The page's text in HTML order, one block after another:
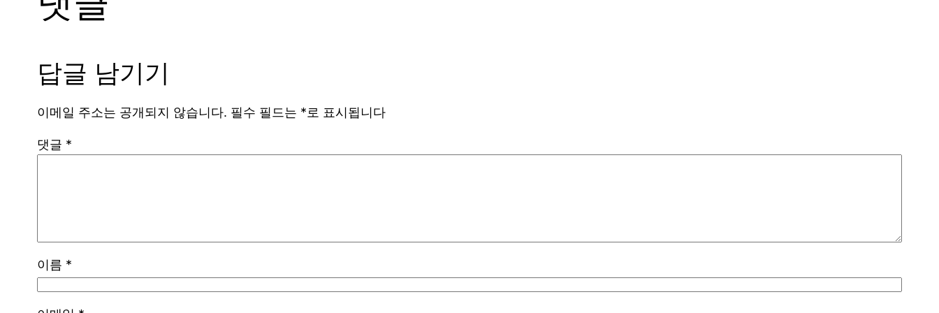
답글 남기기
이메일 주소는 공개되지 않습니다. 필수 필드는 *로 표시됩니다
댓글 *
이름 *